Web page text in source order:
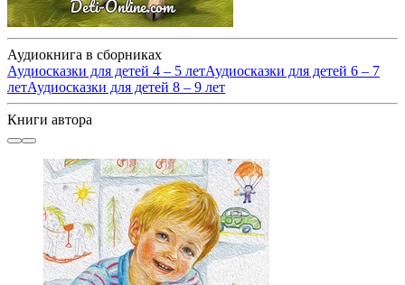
Аудиокнига в сборниках
Аудиосказки для детей 4 – 5 летАудиосказки для детей 6 – 7
летАудиосказки для детей 8 – 9 лет
Книги автора